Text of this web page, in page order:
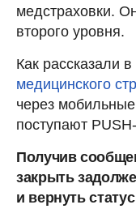
медстраховки.
второго уровня.
Как рассказали в
медицинского
через
поступают
Получив
закрыть
и вернуть